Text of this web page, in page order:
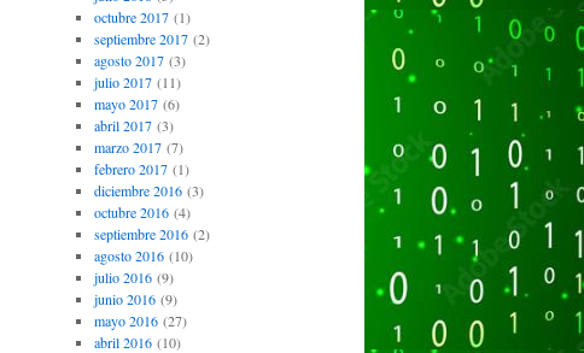
octubre 2017(1)
septiembre 2017(2)
agosto 2017(3)
julio 2017(11)
mayo 2017(6)
abril 2017(3)
marzo 2017(7)
febrero 2017(1)
diciembre 2016(3)
octubre 2016(4)
septiembre 2016(2)
agosto 2016(10)
julio 2016(9)
junio 2016(9)
mayo 2016(27)
abril 2016(10)